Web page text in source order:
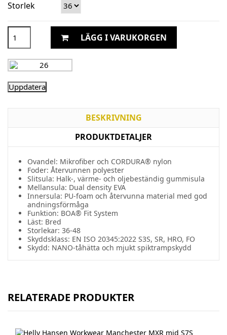
Storlek
LÄGG I VARUKORGEN
BESKRIVNING
PRODUKTDETALJER
Ovandel: Mikrofiber och CORDURA® nylon
Foder: Återvunnen polyester
Slitsula: Halk-, värme- och oljebeständig gummisula
Mellansula: Dual density EVA
Innersula: PU-foam och återvunna material med god
andningsförmåga
Funktion: BOA® Fit System
Läst: Bred
Storlekar: 36-48
Skyddsklass: EN ISO 20345:2022 S3S, SR, HRO, FO
Skydd: NANO-tåhätta och mjukt spiktrampskydd
RELATERADE PRODUKTER